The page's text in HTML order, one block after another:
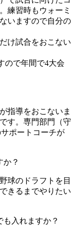
練習時もウォーミ
いますので自分の
け試合をおこない
ので年間で4大会
指導をおこないま
す。専門部門（守
ポートコーチが
か？
球のドラフトを目
きるまでやりたい
入れますか？